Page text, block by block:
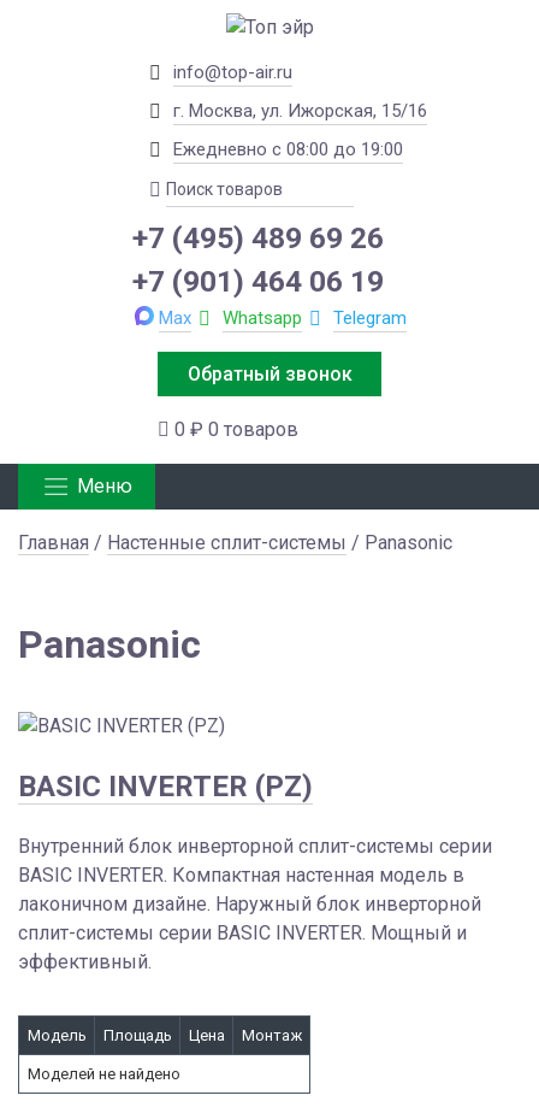
info@top-air.ru
г. Москва, ул. Ижорская, 15/16
Ежедневно с 08:00 до 19:00
+7 (495) 489 69 26
+7 (901) 464 06 19
Max Whatsapp Telegram
Обратный звонок
0 ₽ 0 товаров
Меню
Главная / Настенные сплит-системы / Panasonic
Panasonic
BASIC INVERTER (PZ)
Внутренний блок инверторной сплит-системы серии
BASIC INVERTER. Компактная настенная модель в
лаконичном дизайне. Наружный блок инверторной
сплит-системы серии BASIC INVERTER. Мощный и
эффективный.
Модель Площадь Цена Монтаж
Моделей не найдено